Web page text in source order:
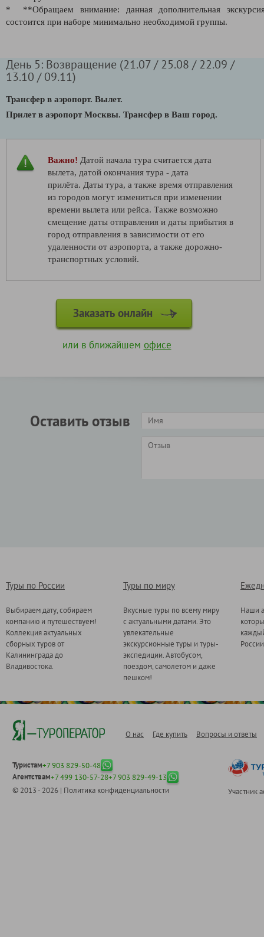
* **Обращаем внимание: данная дополнительная
состоится при наборе минимально необходимой группы.
День 5: Возвращение (21.07 / 25.08 / 22.09 /
13.10 / 09.11)
Трансфер в аэропорт. Вылет.
Прилет в аэропорт Москвы. Трансфер в Ваш город.
Важно! Датой начала тура считается дата
вылета, датой окончания тура - дата
прилёта. Даты тура, а также время отправления
из городов могут измениться при изменении
времени вылета или рейса. Также возможно
смещение даты отправления и даты прибытия в
город отправления в зависимости от его
удаленности от аэропорта, а также дорожно-
транспортных условий.
Заказать онлайн
или в ближайшем офисе
Оставить отзыв
Туры по России
Выбираем дату, собираем
компанию и путешествуем!
Коллекция актуальных
сборных туров от
Калининграда до
Владивостока.
Туры по миру
Вкусные туры по всему миру
с актуальными датами. Это
увлекательные
экскурсионные туры и туры-
экспедиции. Автобусом,
поездом, самолетом и даже
пешком!
Наши
О нас Где купить Вопросы и ответы
Туристам+7 903 829-50-48
Агентствам+7 499 130-57-28+7 903 829-49-13
© 2013 - 2026 | Политика конфиденциальности Участник